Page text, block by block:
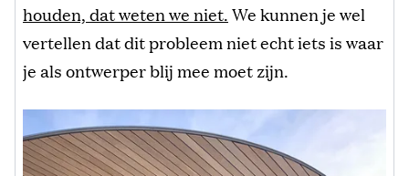
houden, dat weten we niet.We kunnen je wel
vertellen dat dit probleem niet echt iets is waar
je als ontwerper blij mee moet zijn.